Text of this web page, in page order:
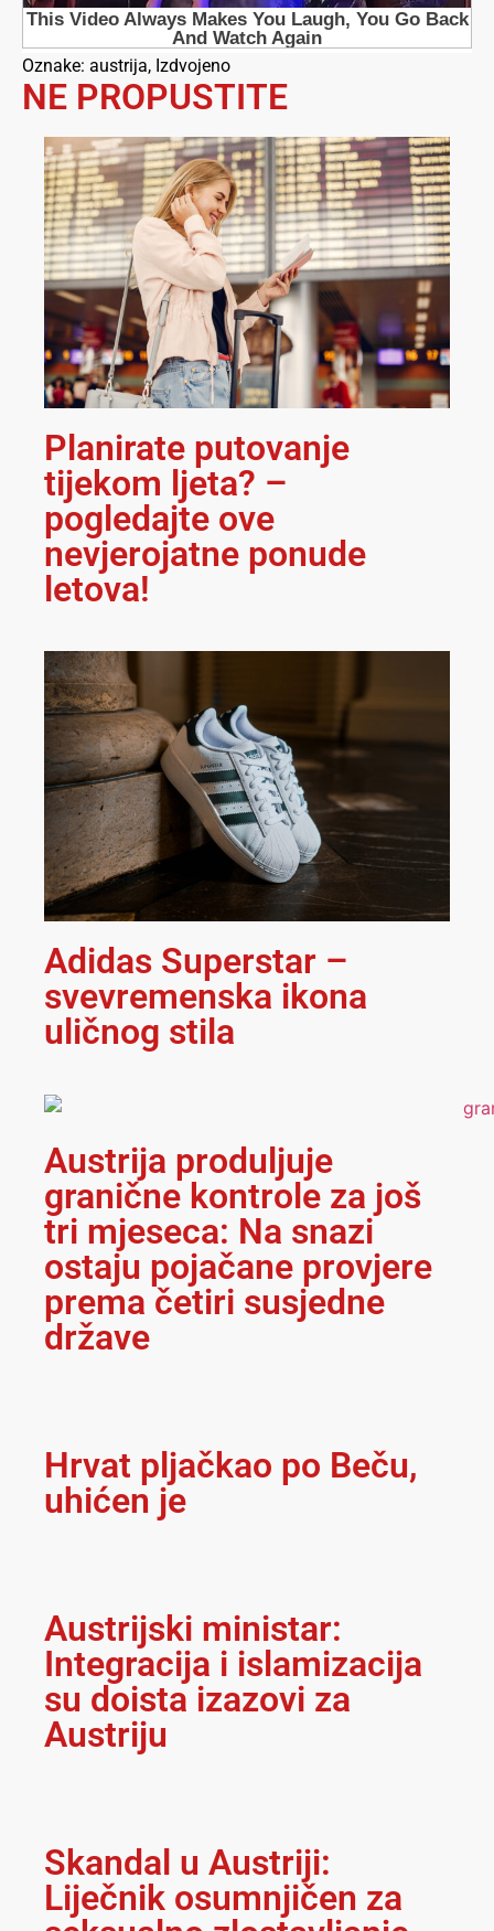
Oznake: austrija, Izdvojeno
NE PROPUSTITE
Planirate putovanje
tijekom ljeta? –
pogledajte ove
nevjerojatne ponude
letova!
Adidas Superstar –
svevremenska ikona
uličnog stila
Austrija produljuje
granične kontrole za još
tri mjeseca: Na snazi
ostaju pojačane provjere
prema četiri susjedne
države
Hrvat pljačkao po Beču,
uhićen je
Austrijski ministar:
Integracija i islamizacija
su doista izazovi za
Austriju
Skandal u Austriji:
Liječnik osumnjičen za